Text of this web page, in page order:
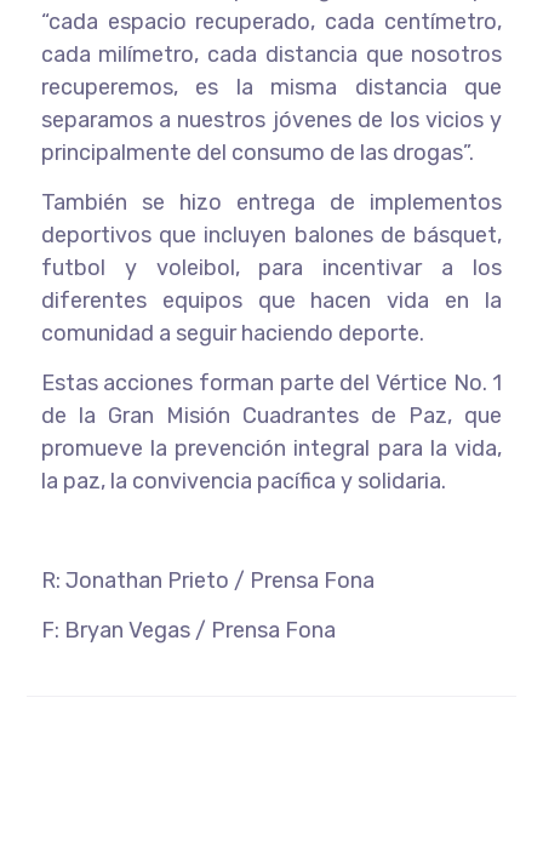
“cada espacio recuperado, cada centímetro,
cada milímetro, cada distancia que nosotros
recuperemos, es la misma distancia que
separamos a nuestros jóvenes de los vicios y
principalmente del consumo de las drogas”.
También se hizo entrega de implementos
deportivos que incluyen balones de básquet,
futbol y voleibol, para incentivar a los
diferentes equipos que hacen vida en la
comunidad a seguir haciendo deporte.
Estas acciones forman parte del Vértice No. 1
de la Gran Misión Cuadrantes de Paz, que
promueve la prevención integral para la vida,
la paz, la convivencia pacífica y solidaria.
R: Jonathan Prieto / Prensa Fona
F: Bryan Vegas / Prensa Fona